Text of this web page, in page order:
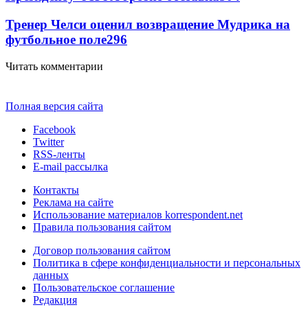
Тренер Челси оценил возвращение Мудрика на
футбольное поле296
Читать комментарии
Полная версия сайта
Facebook
Twitter
RSS-ленты
E-mail рассылка
Контакты
Реклама на сайте
Использование материалов korrespondent.net
Правила пользования сайтом
Договор пользования сайтом
Политика в сфере конфиденциальности и персональных
данных
Пользовательское соглашение
Редакция